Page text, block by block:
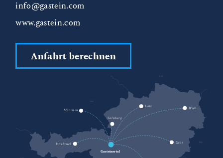
info@gastein.com
www.gastein.com
Anfahrt berechnen
München
Innsbruck Graz
Wien
Linz
Gasteinertal
Salzburg
CZ